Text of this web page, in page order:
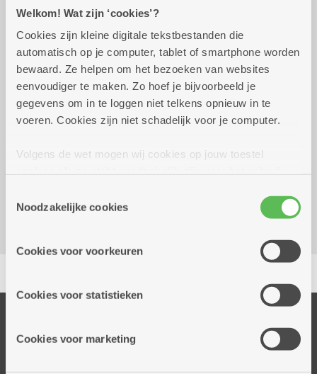
Welkom! Wat zijn ‘cookies’?
Cookies zijn kleine digitale tekstbestanden die
automatisch op je computer, tablet of smartphone worden
bewaard. Ze helpen om het bezoeken van websites
eenvoudiger te maken. Zo hoef je bijvoorbeeld je
gegevens om in te loggen niet telkens opnieuw in te
voeren. Cookies zijn niet schadelijk voor je computer.
Volgens de wet mogen wij cookies op jouw toestel
cookies hebben we jouw toestemming nodig. Sommige
cookies worden geplaatst door derde partijen die een
informatie over jouw (geanonimiseerd) gebruik van onze
partners kunnen deze gegevens combineren met andere
Noodzakelijke cookies
Cookies voor voorkeuren
Cookies voor statistieken
Cookies voor marketing
Praktisch
Wekelijks op donderdag tot 31
december 2026
14.00 uur tot
16.30 uur
/
Reserveer vervoer
Dienstencentrum Santiago
2030 Antwerpen
Thuisdiensten